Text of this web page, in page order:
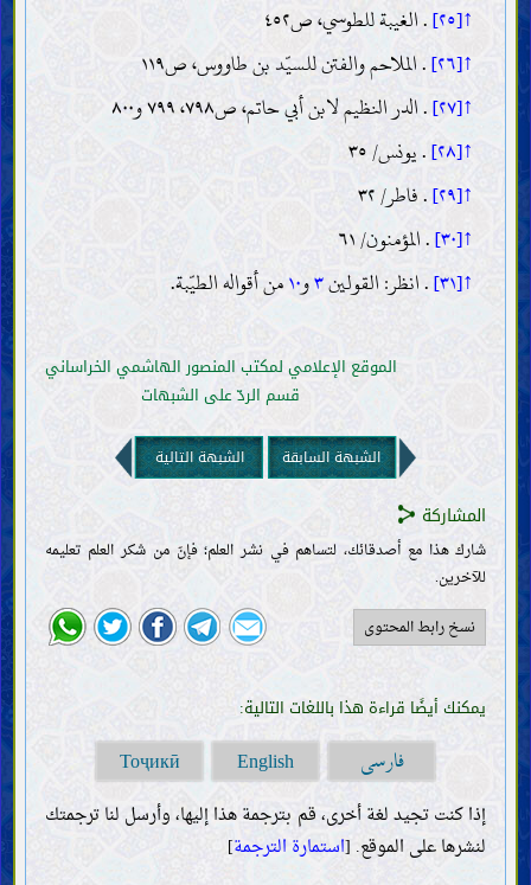
↑[٢٥]
. الغيبة للطوسي، ص٤٥٢
↑[٢٦]
. الملاحم والفتن للسيّد بن طاووس، ص١١٩
↑[٢٧]
. الدر النظيم لابن أبي حاتم، ص٧٩٨، ٧٩٩ و٨٠٠
↑[٢٨]
. يونس/ ٣٥
↑[٢٩]
. فاطر/ ٣٢
↑[٣٠] . المؤمنون/ ٦١
↑[٣١] . انظر: القولين٣و١٠من أقواله الطيّبة.
الموقع الإعلامي لمكتب المنصور الهاشمي الخراساني
قسم الردّ على الشبهات
الشبهة السابقة الشبهة التالية
المشاركة
شارك هذا مع أصدقائك، لتساهم في نشر العلم؛ فإنّ من شكر العلم تعليمه
للآخرين.
نسخ رابط المحتوى
يمكنك أيضًا قراءة هذا باللغات التالية:
فارسی English
Тоҷикӣ
إذا كنت تجيد لغة أخرى، قم بترجمة هذا إليها، وأرسل لنا ترجمتك
لنشرها على الموقع. [استمارة الترجمة]
وجوب اكتساب العلم (الاجتهاد) وطريقته
موانع اكتساب العلم
التقليد
الحجّة
كتاب اللّه
حجّيّة القرآن وصفاته
دلالة بعض آيات القرآن
ضرورة خليفة اللّه وصفاته
الطريق إلى معرفة خليفة اللّه (المعجزة والنصّ)
الروايات الواردة عن خلفاء اللّه (الآحاد والمتواتر)
العقائد